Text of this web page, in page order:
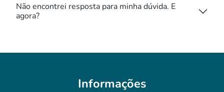
Não encontrei resposta para minha dúvida. E
agora?
Informações